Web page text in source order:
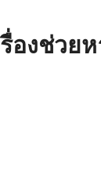
องช่วย